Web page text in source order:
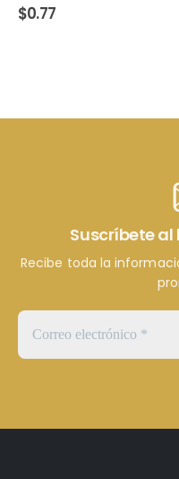
$0.77
Suscríbete
Recibe toda la